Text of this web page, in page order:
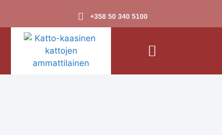
+358 50 340 5100